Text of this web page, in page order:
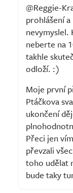
@Reggie-
prohlášení
nevymyslel.
neberte na
takhle
odloží. :)
Moje první
Ptáčkova
ukončení
Přeci jen
převzali
toho udělat
bude taky